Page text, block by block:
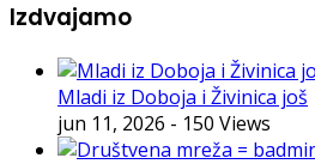
Izdvajamo
Mladi iz Doboja i Živinica još
jun 11, 2026 - 150 Views